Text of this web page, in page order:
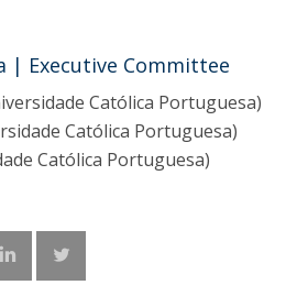
| Executive Committee
Católica Portuguesa)
Católica Portuguesa)
Católica Portuguesa)